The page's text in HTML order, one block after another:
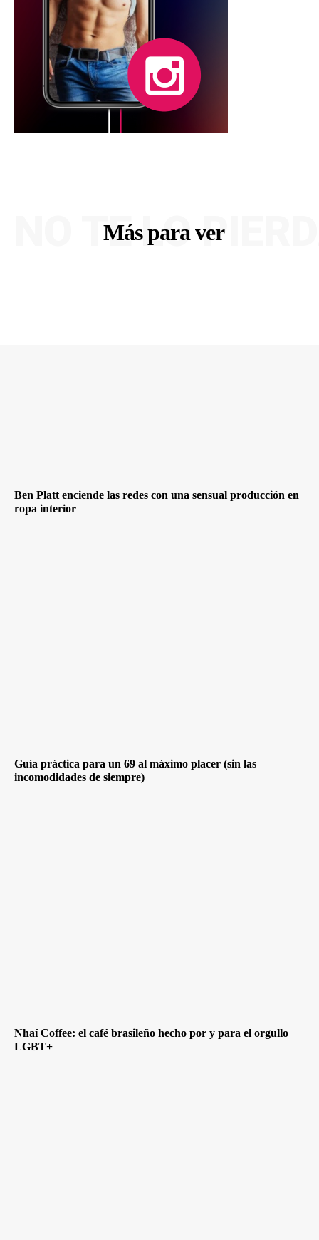
Más para ver
NO TE LO
Ben Platt enciende las redes con una sensual producción en
ropa interior
Guía práctica para un 69 al máximo placer (sin las
incomodidades de siempre)
Nhaí Coffee: el café brasileño hecho por y para el orgullo
LGBT+